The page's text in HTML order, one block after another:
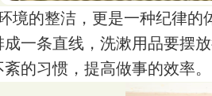
境的整洁，更是一种纪律
一条直线，洗漱用品要摆
的习惯，提高做事的效率。